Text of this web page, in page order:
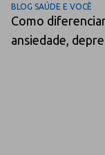
BLOG SAÚDE E VOCÊ
Como
ansiedade,